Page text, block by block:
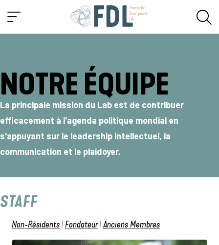
NOTRE ÉQUIPE
La principale mission du Lab est de contribuer
efficacement à l'agenda politique mondial en
s'appuyant sur le leadership intellectuel, la
communication et le plaidoyer.
STAFF
Non-Résidents/Fondateur/Anciens Membres